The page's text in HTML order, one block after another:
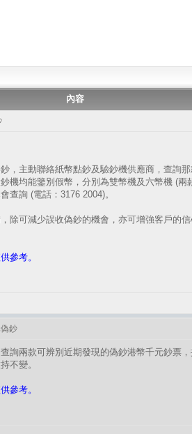
內容
，主動聯絡紙幣點鈔及驗鈔機供應商，查詢
機均能鑒別假幣，分別為雙幣機及六幣機 (兩
查詢 (電話：3176 2004)。
除可減少誤收偽鈔的機會，亦可增強客戶的
參考。
鈔
詢兩款可辨別近期發現的偽鈔港幣千元鈔票
不變。
參考。